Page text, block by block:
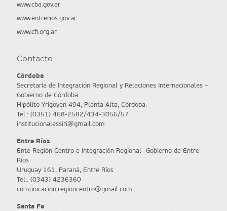
www.cba.gov.ar
www.entrerios.gov.ar
www.cfi.org.ar
Contacto
Córdoba
Secretaría de Integración Regional y Relaciones Internacionales –
Gobierno de Córdoba
Hipólito Yrigoyen 494, Planta Alta, Córdoba.
Tel.: (0351) 468-2582/434-3056/57
institucionalessiri@gmail.com
Entre Ríos
Ente Región Centro e Integración Regional- Gobierno de Entre
Ríos
Uruguay 161, Paraná, Entre Ríos
Tel.: (0343) 4236360
comunicacion.regioncentro@gmail.com
Santa Fe